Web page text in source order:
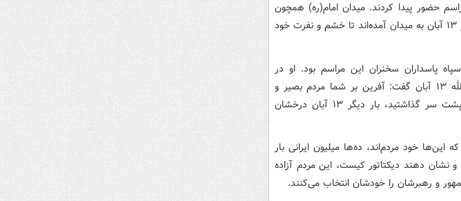
حضور پیدا کردند. میدان امام(ره) همچون
همیشه مملو از جمعیتی شد که به عشق ایران در ۱۳ آبان به میدان آمده‌اند تا خشم و نفرت خود
پاسداران سخنران این مراسم بود. او در
اجتماع باشکوه مردم اصفهان در راهپیمایی یوم‌الله ۱۳ آبان گفت: آفرین بر شما مردم بصیر و
هوشیار که آمدید تا در کنار سه ۱۳ آبانی که پشت سر گذاشتید، بار دیگر ۱۳ آبان درخشان
این‌ها خود مردم‌اند، ده‌ها میلیون ایرانی بار
نشان دهند دیکتاتور کیست، این مردم آزاده
و رهبرشان را خودشان انتخاب می‌کنند.